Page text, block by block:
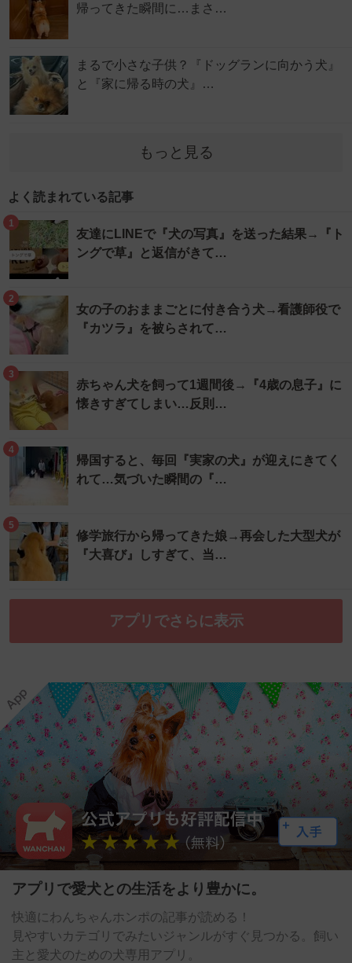
帰ってきた瞬間に…まさ…
まるで小さな子供？『ドッグランに向かう犬』
と『家に帰る時の犬』…
もっと見る
よく読まれている記事
1
友達にLINEで『犬の写真』を送った結果→『ト
ングで草』と返信がきて…
2
女の子のおままごとに付き合う犬→看護師役で
『カツラ』を被らされて…
3
赤ちゃん犬を飼って1週間後→『4歳の息子』に
懐きすぎてしまい…反則…
4
帰国すると、毎回『実家の犬』が迎えにきてく
れて…気づいた瞬間の『…
5
修学旅行から帰ってきた娘→再会した大型犬が
『大喜び』しすぎて、当…
アプリでさらに表示
アプリで愛犬との生活をより豊かに。
快適にわんちゃんホンポの記事が読める！
見やすいカテゴリでみたいジャンルがすぐ見つかる。飼い
主と愛犬のための犬専用アプリ。